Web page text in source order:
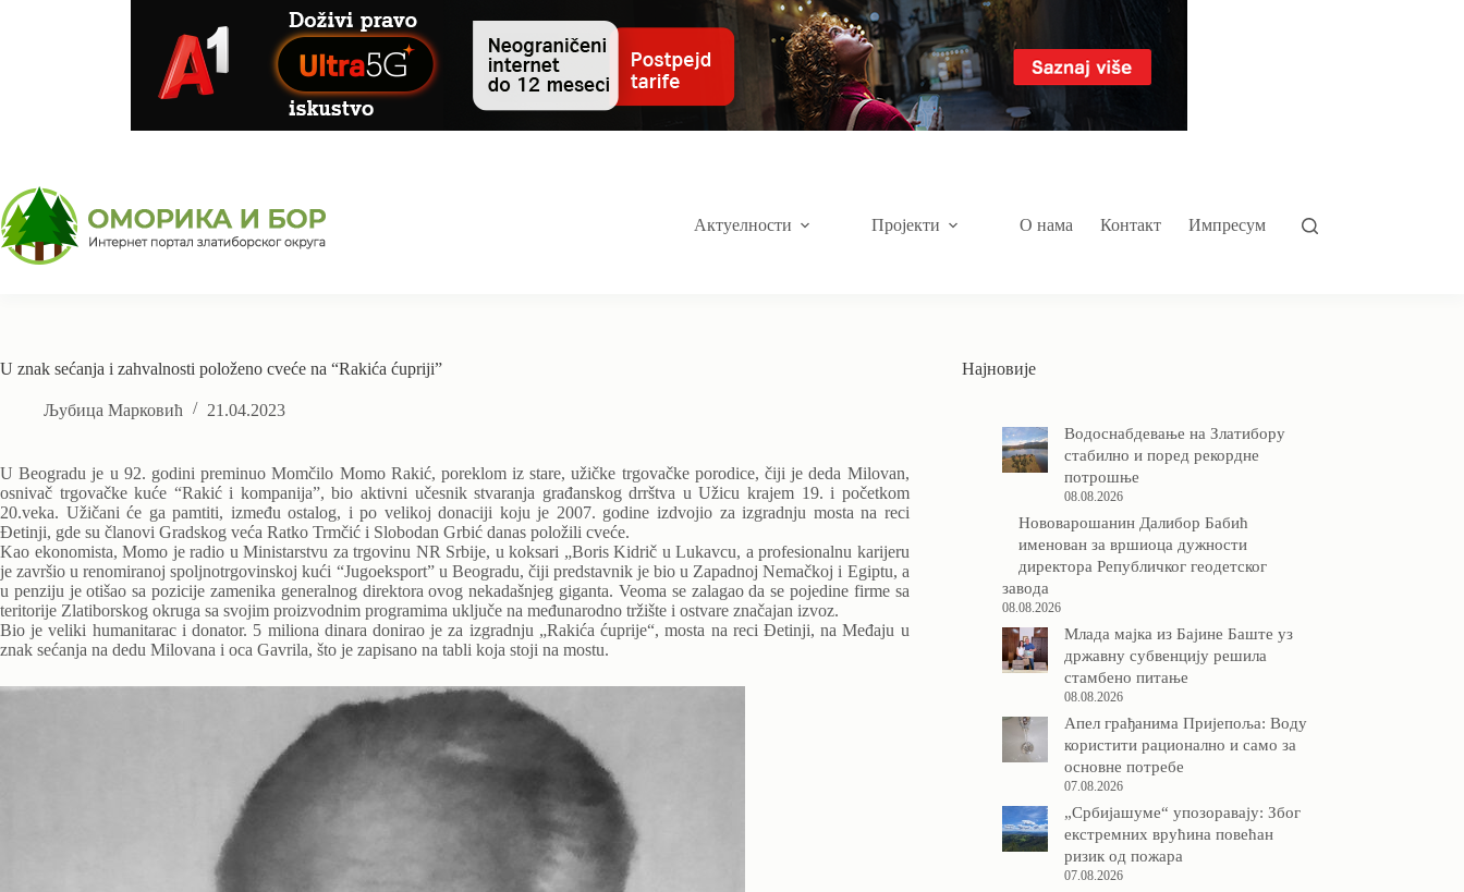
Актуелности Пројекти О нама Контакт Импресум
U znak sećanja i zahvalnosti položeno cveće na “Rakića ćupriji”
Љубица Марковић 21.04.2023
U Beogradu je u 92. godini preminuo Momčilo Momo Rakić, poreklom iz stare, užičke trgovačke porodice, čiji je deda Milovan,
osnivač trgovačke kuće “Rakić i kompanija”, bio aktivni učesnik stvaranja građanskog drrštva u Užicu krajem 19. i početkom
20.veka. Užičani će ga pamtiti, između ostalog, i po velikoj donaciji koju je 2007. godine izdvojio za izgradnju mosta na reci
Đetinji, gde su članovi Gradskog veća Ratko Trmčić i Slobodan Grbić danas položili cveće.
Kao ekonomista, Momo je radio u Ministarstvu za trgovinu NR Srbije, u koksari „Boris Kidrič u Lukavcu, a profesionalnu karijeru
je završio u renomiranoj spoljnotrgovinskoj kući “Jugoeksport” u Beogradu, čiji predstavnik je bio u Zapadnoj Nemačkoj i Egiptu, a
u penziju je otišao sa pozicije zamenika generalnog direktora ovog nekadašnjeg giganta. Veoma se zalagao da se pojedine firme sa
teritorije Zlatiborskog okruga sa svojim proizvodnim programima uključe na međunarodno tržište i ostvare značajan izvoz.
Bio je veliki humanitarac i donator. 5 miliona dinara donirao je za izgradnju „Rakića ćuprije“, mosta na reci Đetinji, na Međaju u
znak sećanja na dedu Milovana i oca Gavrila, što je zapisano na tabli koja stoji na mostu.
Најновије
Водоснабдевање на Златибору
стабилно и поред рекордне
потрошње
08.08.2026
Нововарошанин Далибор Бабић
именован за вршиоца дужности
директора Републичког геодетског
завода
08.08.2026
Млада мајка из Бајине Баште уз
државну субвенцију решила
стамбено питање
08.08.2026
Апел грађанима Пријепоља: Воду
користити рационално и само за
основне потребе
07.08.2026
„Србијашуме“ упозоравају: Због
екстремних врућина повећан
ризик од пожара
07.08.2026